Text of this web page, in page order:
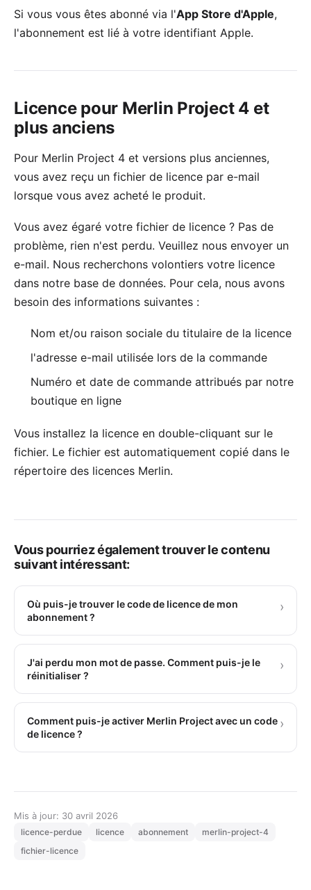
Si vous vous êtes abonné via l'App Store d'Apple,
l'abonnement est lié à votre identifiant Apple.
Licence pour Merlin Project 4 et
plus anciens
Pour Merlin Project 4 et versions plus anciennes,
vous avez reçu un fichier de licence par e-mail
lorsque vous avez acheté le produit.
Vous avez égaré votre fichier de licence ? Pas de
problème, rien n'est perdu. Veuillez nous envoyer un
e-mail. Nous recherchons volontiers votre licence
dans notre base de données. Pour cela, nous avons
besoin des informations suivantes :
Nom et/ou raison sociale du titulaire de la licence
l'adresse e-mail utilisée lors de la commande
Numéro et date de commande attribués par notre
boutique en ligne
Vous installez la licence en double-cliquant sur le
fichier. Le fichier est automatiquement copié dans le
répertoire des licences Merlin.
Vous pourriez également trouver le contenu
suivant intéressant:
Où puis-je trouver le code de licence de mon
abonnement ?
›
J'ai perdu mon mot de passe. Comment puis-je le
réinitialiser ?
›
Comment puis-je activer Merlin Project avec un code
de licence ?
›
Mis à jour: 30 avril 2026
licence-perdue licence abonnement
merlin-project-4
fichier-licence